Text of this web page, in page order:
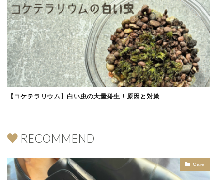
【コケテラリウム】白い虫の大量発生！原因と対策
RECOMMEND
Care